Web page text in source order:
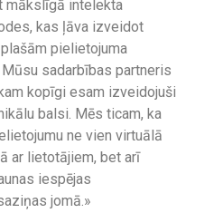
mākslīgā intelekta
kas ļāva izveidot
pielietojuma
sadarbības partneris
kopīgi esam izveidojuši
balsi. Mēs ticam, ka
ne vien virtuālā
ar lietotājiem, bet arī
iespējas
jomā.»